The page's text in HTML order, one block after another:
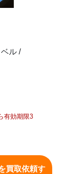
ル /
有効期限3
買取依頼す